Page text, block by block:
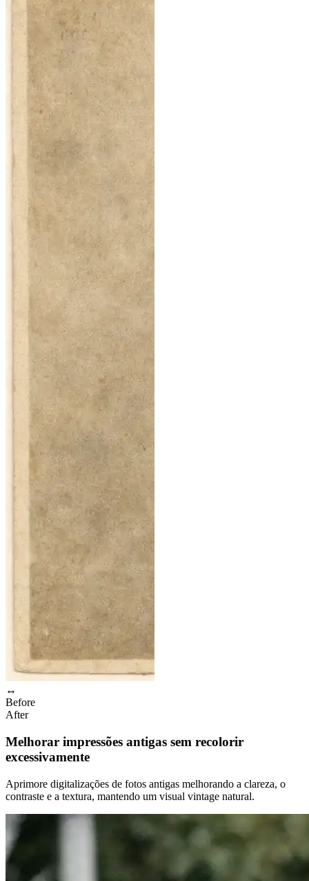
↔
Before
After
Melhorar impressões antigas sem recolorir
excessivamente
Aprimore digitalizações de fotos antigas melhorando a clareza, o
contraste e a textura, mantendo um visual vintage natural.